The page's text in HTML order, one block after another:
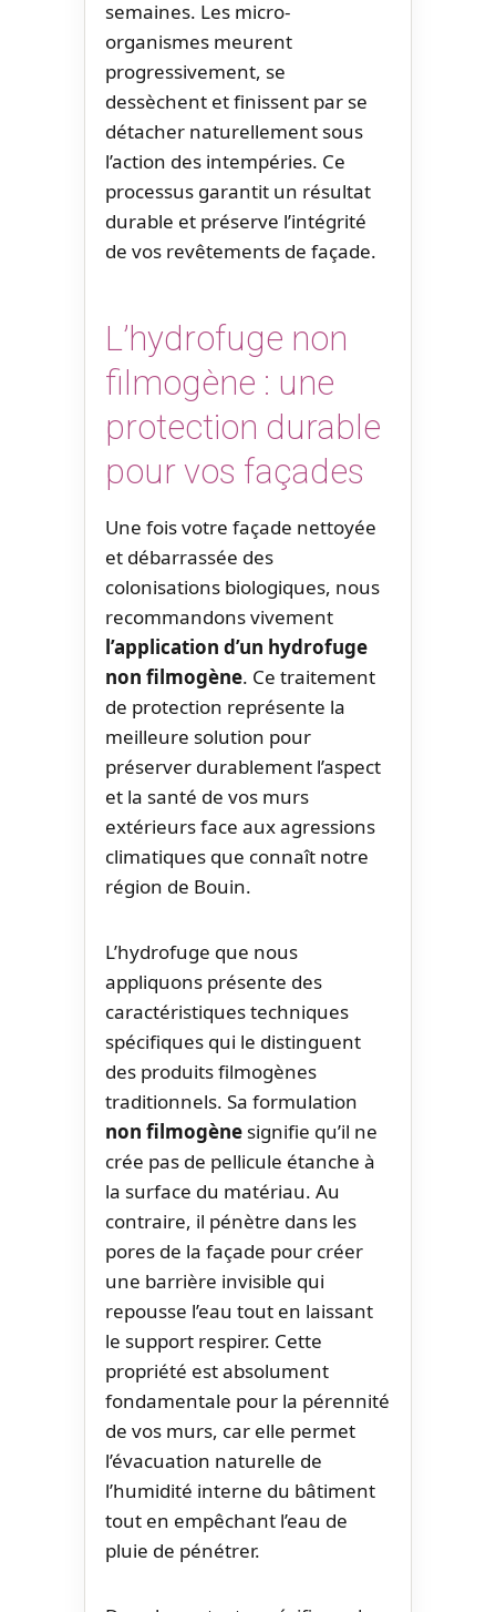
semaines. Les micro-
organismes meurent
progressivement, se
dessèchent et finissent par se
détacher naturellement sous
l’action des intempéries. Ce
processus garantit un résultat
durable et préserve l’intégrité
de vos revêtements de façade.
L’hydrofuge non
filmogène : une
protection durable
pour vos façades
Une fois votre façade nettoyée
et débarrassée des
colonisations biologiques, nous
recommandons vivement
l’application d’un hydrofuge
non filmogène. Ce traitement
de protection représente la
meilleure solution pour
préserver durablement l’aspect
et la santé de vos murs
extérieurs face aux agressions
climatiques que connaît notre
région de Bouin.
L’hydrofuge que nous
appliquons présente des
caractéristiques techniques
spécifiques qui le distinguent
des produits filmogènes
traditionnels. Sa formulation
non filmogène signifie qu’il ne
crée pas de pellicule étanche à
la surface du matériau. Au
contraire, il pénètre dans les
pores de la façade pour créer
une barrière invisible qui
repousse l’eau tout en laissant
le support respirer. Cette
propriété est absolument
fondamentale pour la pérennité
de vos murs, car elle permet
l’évacuation naturelle de
l’humidité interne du bâtiment
tout en empêchant l’eau de
pluie de pénétrer.